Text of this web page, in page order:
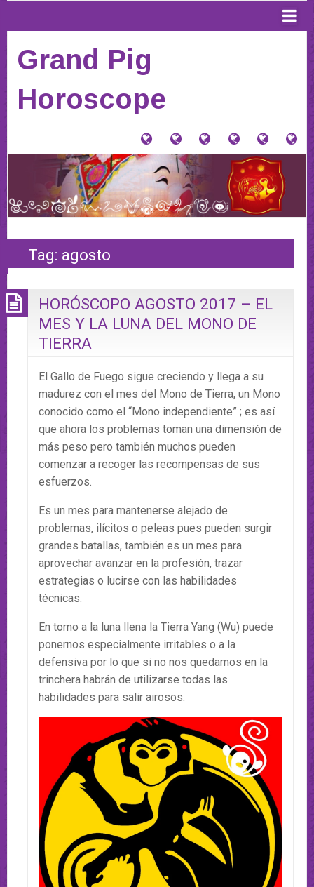
Grand Pig
Horoscope
猪
星
座
(Home)
signo
ContactoDonaciones
y
Tienda
Tag: agosto
HORÓSCOPO AGOSTO 2017 – EL
MES Y LA LUNA DEL MONO DE
TIERRA
El Gallo de Fuego sigue creciendo y llega a su
madurez con el mes del Mono de Tierra, un Mono
conocido como el “Mono independiente” ; es así
que ahora los problemas toman una dimensión de
más peso pero también muchos pueden
comenzar a recoger las recompensas de sus
esfuerzos.
Es un mes para mantenerse alejado de
problemas, ilícitos o peleas pues pueden surgir
grandes batallas, también es un mes para
aprovechar avanzar en la profesión, trazar
estrategias o lucirse con las habilidades
técnicas.
En torno a la luna llena la Tierra Yang (Wu) puede
ponernos especialmente irritables o a la
defensiva por lo que si no nos quedamos en la
trinchera habrán de utilizarse todas las
habilidades para salir airosos.